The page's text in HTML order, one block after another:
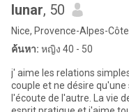
lunar, 50
Nice, Provence-Alpes-
ค้นหา: หญิง 40 - 50
j' aime les relations simples, je suis pour la franchise au sein
couple et ne désire qu'une
l'écoute de l'autre. La vie